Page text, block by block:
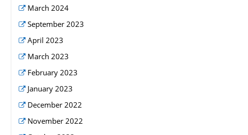
March 2024
September 2023
April 2023
March 2023
February 2023
January 2023
December 2022
November 2022